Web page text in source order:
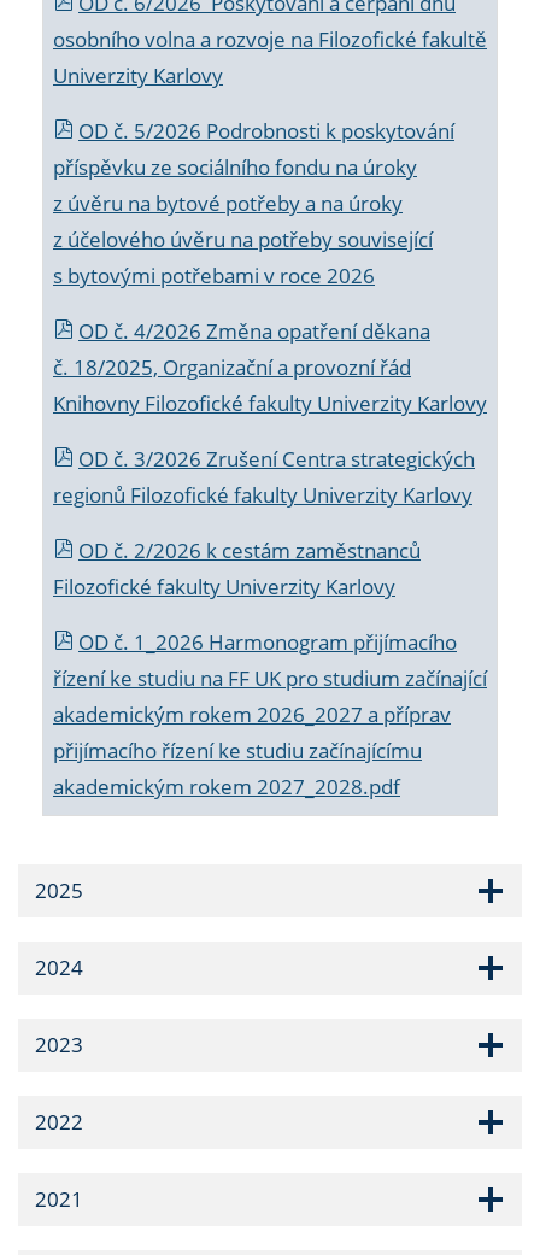
osobního volna a rozvoje na Filozofické fakultě
Univerzity Karlovy
OD č. 5/2026 Podrobnosti k poskytování
příspěvku ze sociálního fondu na úroky
z úvěru na bytové potřeby a na úroky
z účelového úvěru na potřeby související
s bytovými potřebami v roce 2026
OD č. 4/2026 Změna opatření děkana
č. 18/2025, Organizační a provozní řád
Knihovny Filozofické fakulty Univerzity Karlovy
OD č. 3/2026 Zrušení Centra strategických
regionů Filozofické fakulty Univerzity Karlovy
OD č. 2/2026 k cestám zaměstnanců
Filozofické fakulty Univerzity Karlovy
OD č. 1_2026 Harmonogram přijímacího
řízení ke studiu na FF UK pro studium začínající
akademickým rokem 2026_2027 a příprav
přijímacího řízení ke studiu začínajícímu
akademickým rokem 2027_2028.pdf
2025
2024
2023
2022
2021